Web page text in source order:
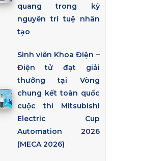
quang trong kỷ
nguyên trí tuệ nhân
tạo
Sinh viên Khoa Điện –
Điện tử đạt giải
thưởng tại Vòng
chung kết toàn quốc
cuộc thi Mitsubishi
Electric Cup
Automation 2026
(MECA 2026)